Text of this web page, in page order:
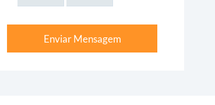
Enviar Mensagem